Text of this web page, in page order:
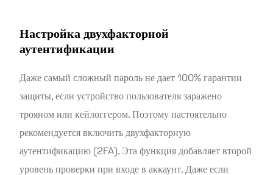
Настройка двухфакторной
аутентификации
Даже самый сложный пароль не дает 100% гарантии
защиты, если устройство пользователя заражено
трояном или кейлоггером. Поэтому настоятельно
рекомендуется включить двухфакторную
аутентификацию (2FA). Эта функция добавляет второй
уровень проверки при входе в аккаунт. Даже если